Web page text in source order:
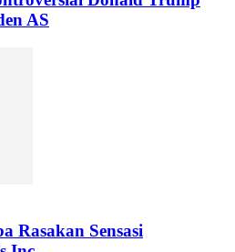
AS
Rasakan Sensasi